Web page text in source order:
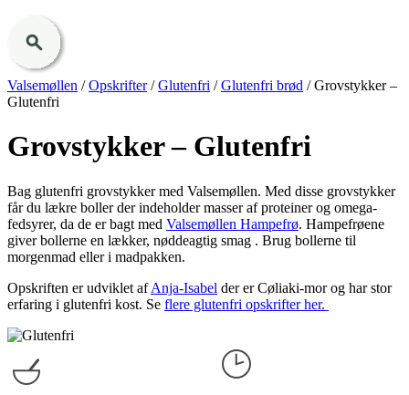
Valsemøllen /Opskrifter/Glutenfri /Glutenfri brød /Grovstykker –
Glutenfri
Grovstykker – Glutenfri
Bag glutenfri grovstykker med Valsemøllen. Med disse grovstykker
får du lækre boller der indeholder masser af proteiner og omega-
fedsyrer, da de er bagt med Valsemøllen Hampefrø. Hampefrøene
giver bollerne en lækker, nøddeagtig smag . Brug bollerne til
morgenmad eller i madpakken.
Opskriften er udviklet afAnja-Isabel der er Cøliaki-mor og har stor
erfaring i glutenfri kost. Se flere glutenfri opskrifter her.